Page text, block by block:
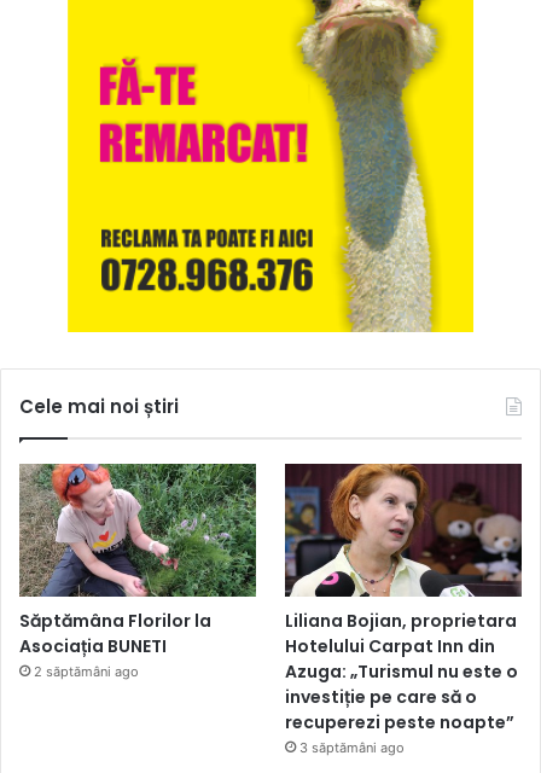
Cele mai noi știri
Săptămâna Florilor la
Asociația BUNETI
2 săptămâni ago
Liliana Bojian, proprietara
Hotelului Carpat Inn din
Azuga: „Turismul nu este o
investiție pe care să o
recuperezi peste noapte”
3 săptămâni ago